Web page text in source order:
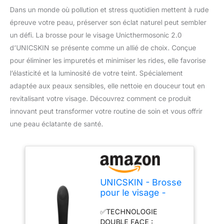
Dans un monde où pollution et stress quotidien mettent à rude
épreuve votre peau, préserver son éclat naturel peut sembler
un défi. La brosse pour le visage Unicthermosonic 2.0
d’UNICSKIN se présente comme un allié de choix. Conçue
pour éliminer les impuretés et minimiser les rides, elle favorise
l’élasticité et la luminosité de votre teint. Spécialement
adaptée aux peaux sensibles, elle nettoie en douceur tout en
revitalisant votre visage. Découvrez comment ce produit
innovant peut transformer votre routine de soin et vous offrir
une peau éclatante de santé.
UNICSKIN - Brosse
pour le visage -
2.0 - Aide à éliminer
✅TECHNOLOGIE
DOUBLE FACE :